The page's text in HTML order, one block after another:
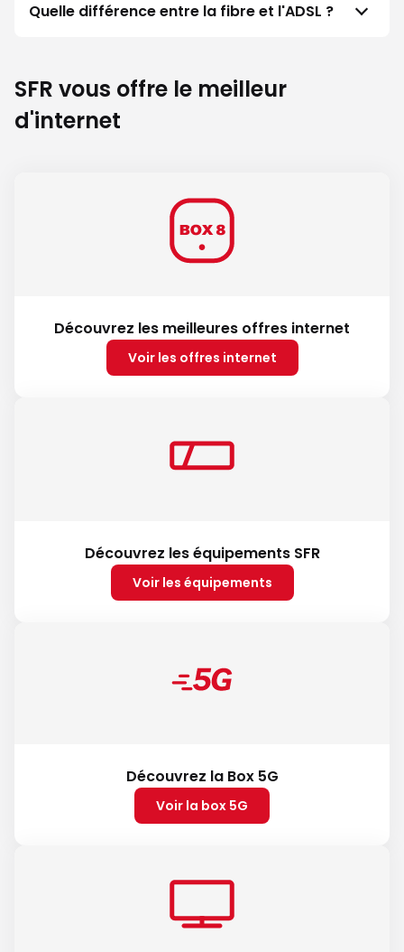
Quelle différence entre la fibre et l'ADSL ?
SFR vous offre le meilleur
d'internet
Découvrez les meilleures offres internet
Voir les offres internet
Découvrez les équipements SFR
Voir les équipements
Découvrez la Box 5G
Voir la box 5G